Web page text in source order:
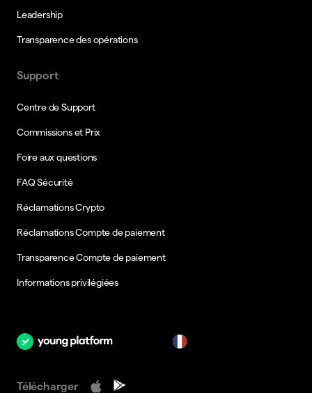
Leadership
Transparence des opérations
Support
Centre de Support
Commissions et Prix
Foire aux questions
FAQ Sécurité
Réclamations Crypto
Réclamations Compte de paiement
Transparence Compte de paiement
Informations privilégiées
Télécharger